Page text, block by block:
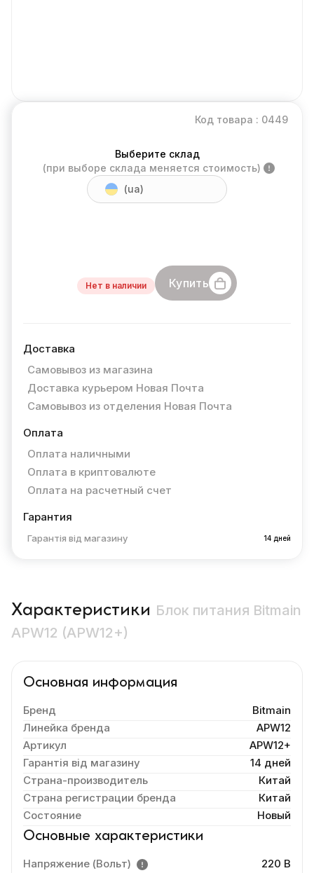
Код товара : 0449
Выберите склад
(при выборе склада меняется стоимость)
(ua)
Нет в наличии Купить
Доставка
Самовывоз из магазина
Доставка курьером Новая Почта
Самовывоз из отделения Новая Почта
Оплата
Оплата наличными
Оплата в криптовалюте
Оплата на расчетный счет
Гарантия
Гарантія від магазину 14 дней
Характеристики Блок питания Bitmain
APW12 (APW12+)
Основная информация
Бренд
Bitmain
Линейка бренда
APW12
Артикул
APW12+
Гарантія від магазину
14 дней
Страна-производитель
Китай
Страна регистрации бренда
Китай
Состояние
Новый
Основные характеристики
Напряжение (Вольт)
220 В